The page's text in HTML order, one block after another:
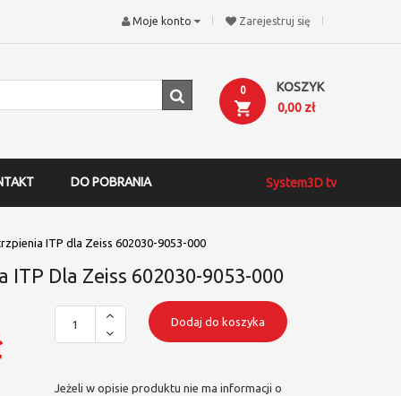
Zarejestruj się
Moje konto
KOSZYK
0
0,00 zł
DO POBRANIA System3D tv
ITP dla Zeiss 602030-9053-000
ITP Dla Zeiss 602030-9053-000
Dodaj do koszyka
Jeżeli w opisie produktu nie ma informacji o